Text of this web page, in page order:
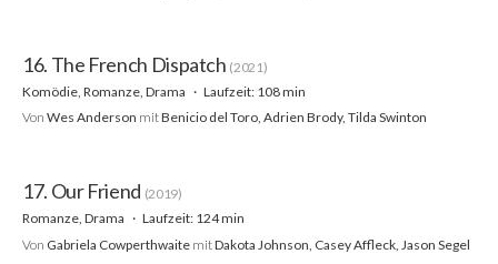
16. The French Dispatch (2021)
Komödie, Romanze, Drama
Laufzeit: 108 min
Von Wes Anderson mitBenicio del Toro, Adrien Brody, Tilda Swinton
17. Our Friend (2019)
Romanze, Drama
Laufzeit: 124 min
Von Gabriela Cowperthwaite mitDakota Johnson, Casey Affleck, Jason Segel